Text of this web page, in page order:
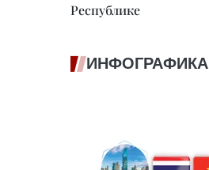
Республике
ИНФОГРАФИКА